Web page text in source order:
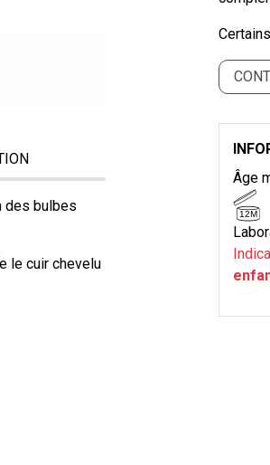
des bulbes
le cuir chevelu
Âge
12M